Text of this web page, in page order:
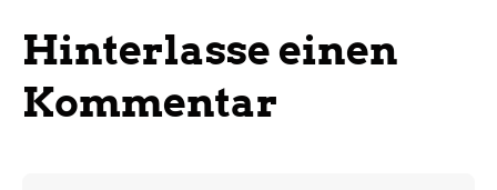
Hinterlasse einen
Kommentar